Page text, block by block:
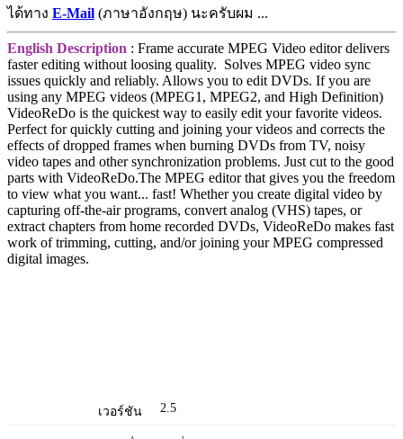
ได้ทาง E-Mail (ภาษาอังกฤษ) นะครับผม ...
English Description : Frame accurate MPEG Video editor delivers
faster editing without loosing quality. Solves MPEG video sync
issues quickly and reliably. Allows you to edit DVDs. If you are
using any MPEG videos (MPEG1, MPEG2, and High Definition)
VideoReDo is the quickest way to easily edit your favorite videos.
Perfect for quickly cutting and joining your videos and corrects the
effects of dropped frames when burning DVDs from TV, noisy
video tapes and other synchronization problems. Just cut to the good
parts with VideoReDo.The MPEG editor that gives you the freedom
to view what you want... fast! Whether you create digital video by
capturing off-the-air programs, convert analog (VHS) tapes, or
extract chapters from home recorded DVDs, VideoReDo makes fast
work of trimming, cutting, and/or joining your MPEG compressed
digital images.
เวอร์ชัน 2.5